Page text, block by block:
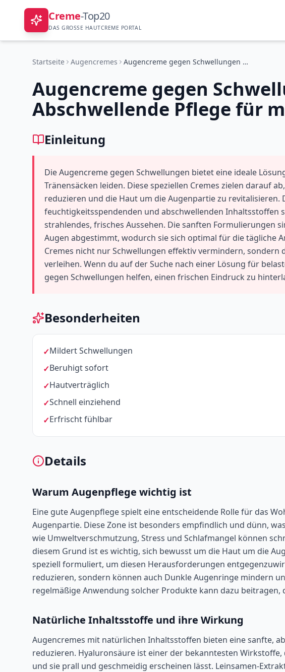
Creme-Top20
DAS GROSSE HAUTCREME PORTAL
Startseite Augencremes Augencreme gegen Schwellungen - Abschwellende Pflege für müde Augen
Augencreme gegen
Abschwellende Pflege für
Einleitung
Die Augencreme gegen Schwellungen bietet eine ideale
Tränensäcken leiden. Diese speziellen Cremes zielen darauf
reduzieren und die Haut um die Augenpartie zu revitalisieren.
feuchtigkeitsspendenden und abschwellenden Inhaltsstoffen
strahlendes, frisches Aussehen. Die sanften Formulierungen
Augen abgestimmt, wodurch sie sich optimal für die tägliche
Cremes nicht nur Schwellungen effektiv vermindern,
verleihen. Wenn du auf der Suche nach einer Lösung für
gegen Schwellungen helfen, einen frischen Eindruck zu
Besonderheiten
Mildert Schwellungen
Beruhigt sofort
Hautverträglich
Schnell einziehend
Erfrischt fühlbar
Details
Warum Augenpflege wichtig ist
Eine gute Augenpflege spielt eine entscheidende Rolle für das
Augenpartie. Diese Zone ist besonders empfindlich und dünn,
wie Umweltverschmutzung, Stress und Schlafmangel können
diesem Grund ist es wichtig, sich bewusst um die Haut um die
speziell formuliert, um diesen Herausforderungen
reduzieren, sondern können auch Dunkle Augenringe mindern
regelmäßige Anwendung solcher Produkte kann dazu beitragen,
Natürliche Inhaltsstoffe und ihre Wirkung
Augencremes mit natürlichen Inhaltsstoffen bieten eine sanfte,
reduzieren. Hyaluronsäure ist einer der bekanntesten
und sie prall und geschmeidig erscheinen lässt. Leinsamen-